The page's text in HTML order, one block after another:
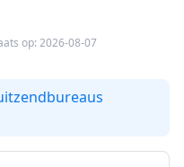
op: 2026-08-07